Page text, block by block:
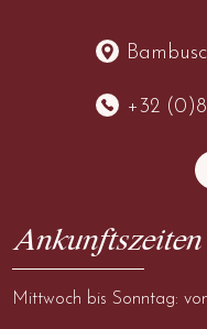
+32
Ankunftszeiten
Mittwoch bis Sonntag: